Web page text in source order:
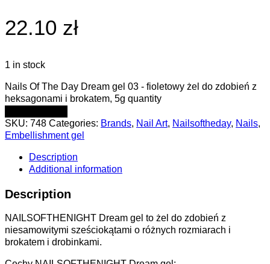
22.10 zł
1 in stock
Nails Of The Day Dream gel 03 - fioletowy żel do zdobień z
heksagonami i brokatem, 5g quantity
SKU: 748 Categories: Brands, Nail Art, Nailsoftheday, Nails,
Embellishment gel
Description
Additional information
Description
NAILSOFTHENIGHT Dream gel to żel do zdobień z
niesamowitymi sześciokątami o różnych rozmiarach i
brokatem i drobinkami.